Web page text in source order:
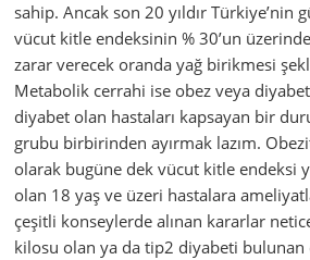
sahip. Ancak son 20 yıldır Türkiye’nin
vücut kitle endeksinin % 30’un
zarar verecek oranda yağ birikmesi
Metabolik cerrahi ise obez veya
diyabet olan hastaları kapsayan bir
grubu birbirinden ayırmak lazım.
olarak bugüne dek vücut kitle endeksi
olan 18 yaş ve üzeri hastalara
çeşitli konseylerde alınan kararlar
kilosu olan ya da tip2 diyabeti bulunan